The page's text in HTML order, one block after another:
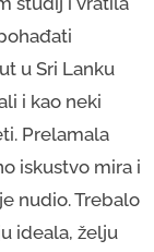
u Sri Lanku
i kao neki
Prelamala
iskustvo mira i
nudio. Trebalo
ideala, želju